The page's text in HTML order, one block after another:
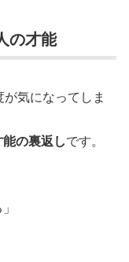
の才能
気になってしま
の裏返しです。